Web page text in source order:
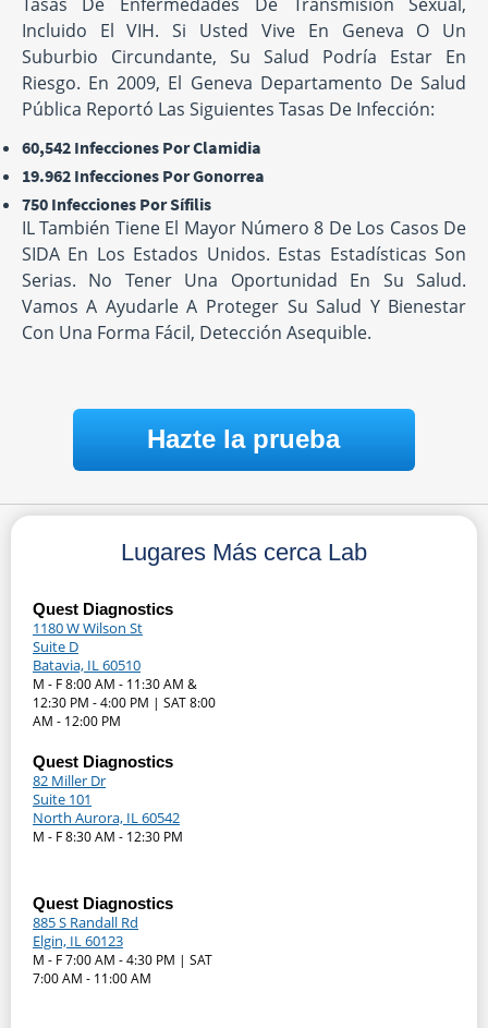
Incluido El VIH. Si Usted Vive En Geneva O Un
Suburbio Circundante, Su Salud Podría Estar En
Riesgo. En 2009, El Geneva Departamento De Salud
Pública Reportó Las Siguientes Tasas De Infección:
60,542 Infecciones Por Clamidia
19.962 Infecciones Por Gonorrea
750 Infecciones Por Sífilis
IL También Tiene El Mayor Número 8 De Los Casos De
SIDA En Los Estados Unidos. Estas Estadísticas Son
Serias. No Tener Una Oportunidad En Su Salud.
Vamos A Ayudarle A Proteger Su Salud Y Bienestar
Con Una Forma Fácil, Detección Asequible.
Hazte la prueba
Lugares Más cerca Lab
Quest Diagnostics
1180 W Wilson St
Suite D
Batavia, IL 60510
M - F 8:00 AM - 11:30 AM &
12:30 PM - 4:00 PM | SAT 8:00
AM - 12:00 PM
Quest Diagnostics
82 Miller Dr
Suite 101
North Aurora, IL 60542
M - F 8:30 AM - 12:30 PM
Quest Diagnostics
885 S Randall Rd
Elgin, IL 60123
M - F 7:00 AM - 4:30 PM | SAT
7:00 AM - 11:00 AM